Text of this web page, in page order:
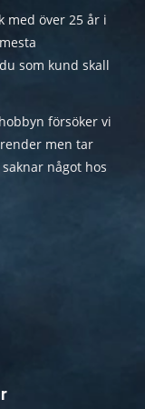
med över 25 år i
som kund skall
försöker vi
men tar
något hos